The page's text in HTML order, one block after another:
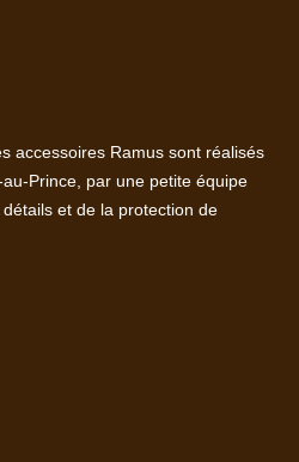
accessoires Ramus sont réalisés
Prince, par une petite équipe
et de la protection de